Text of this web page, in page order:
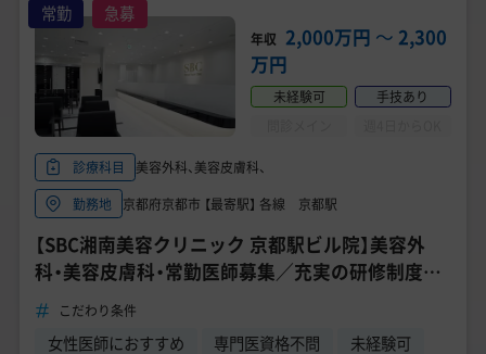
常勤 急募
年収 2,000万円 〜 2,300
万円
未経験可
手技あり
診療科目
美容外科、美容皮膚科、
勤務地
京都府京都市 【最寄駅】 各線 京都駅
【SBC湘南美容クリニック 京都駅ビル院】美容外
科・美容皮膚科・常勤医師募集／充実の研修制度／
未経験可◎
こだわり条件
女性医師におすすめ 専門医資格不問 未経験可